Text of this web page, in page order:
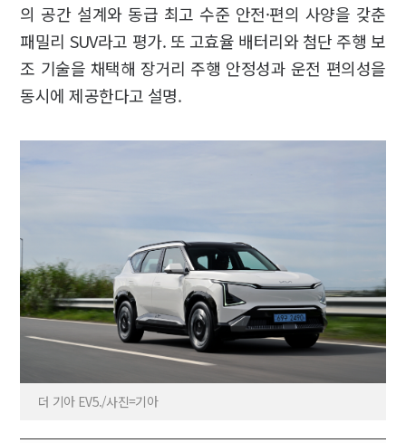
의 공간 설계와 동급 최고 수준 안전·편의 사양을 갖춘
패밀리 SUV라고 평가. 또 고효율 배터리와 첨단 주행 보
조 기술을 채택해 장거리 주행 안정성과 운전 편의성을
동시에 제공한다고 설명.
더 기아 EV5./사진=기아